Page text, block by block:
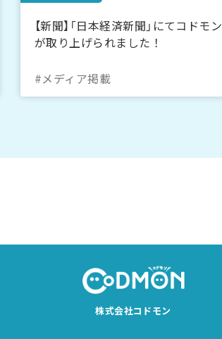
【新聞】「日本経済新聞」にてコドモン
が取り上げられました！
#メディア掲載
株式会社コドモン